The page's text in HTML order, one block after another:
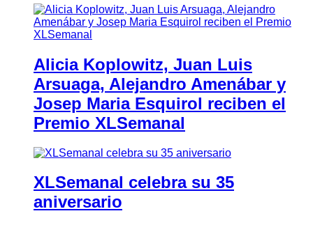
Alicia Koplowitz, Juan Luis
Arsuaga, Alejandro Amenábar y
Josep Maria Esquirol reciben el
Premio XLSemanal
XLSemanal celebra su 35
aniversario